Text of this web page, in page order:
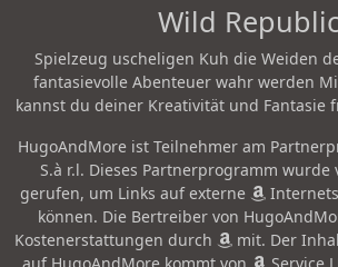
Wild Republic
Spielzeug uscheligen Kuh die Weiden
fantasievolle Abenteuer wahr werden
kannst du deiner Kreativität und Fantasie
HugoAndMore ist Teilnehmer am
S.à r.l. Dieses Partnerprogramm wurde
gerufen, um Links auf externe
können. Die Bertreiber von
Kostenerstattungen durch
mit. Der